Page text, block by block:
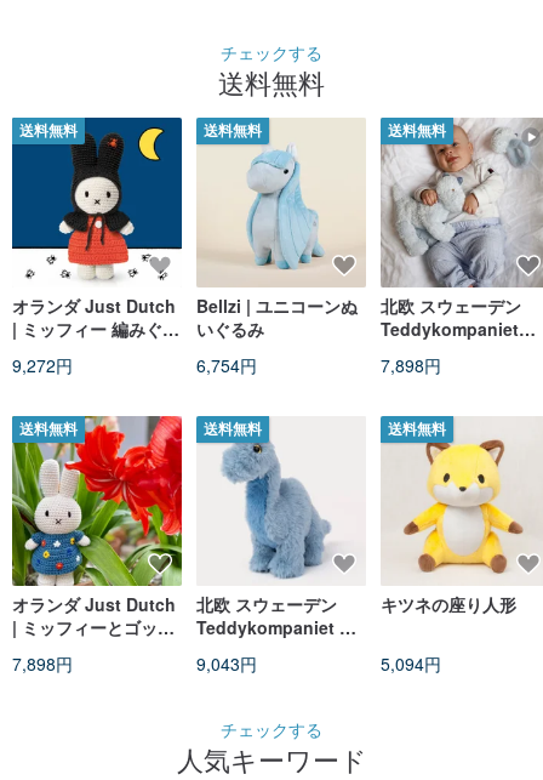
チェックする
送料無料
送料無料
オランダ Just Dutch
| ミッフィー 編みぐる
ューム
9,272円
送料無料
オランダ Just Dutch
| ミッフィーとゴッホ
7,898円
送料無料
Bellzi | ユニコーンぬ
いぐるみ
6,754円
送料無料
北欧 スウェーデン
Teddykompaniet ミ
新年ギフト クリスマ
9,043円
送料無料
北欧 スウェーデン
Teddykompaniet
物 プレゼント交換
7,898円
送料無料
キツネの座り人形
5,094円
チェックする
人気キーワード